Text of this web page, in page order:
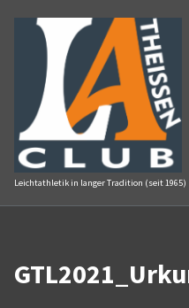
Inhalt
springen
Leichtathletik in langer Tradition (seit 1965)